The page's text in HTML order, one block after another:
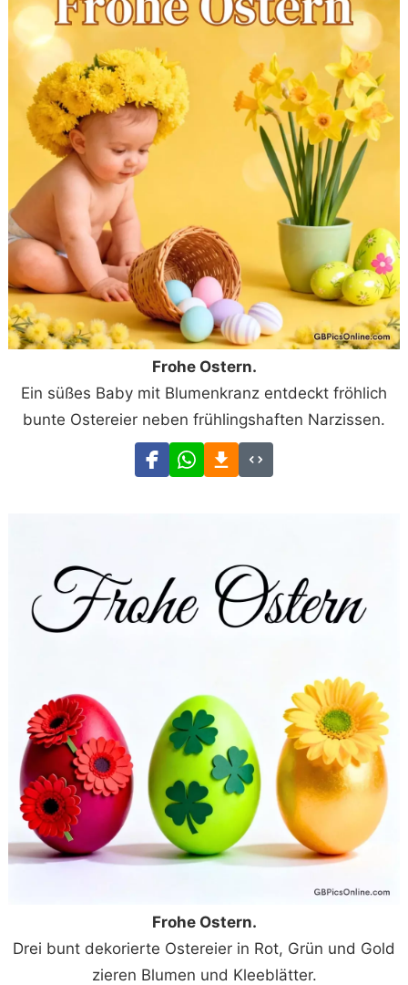
Frohe Ostern.
Ein süßes Baby mit Blumenkranz entdeckt fröhlich
bunte Ostereier neben frühlingshaften Narzissen.
Frohe Ostern.
Drei bunt dekorierte Ostereier in Rot, Grün und Gold
zieren Blumen und Kleeblätter.